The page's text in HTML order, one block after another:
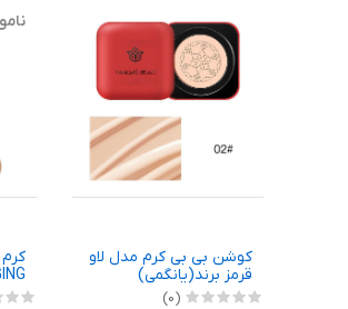
کوشن بی بی کرم مدل لاو
قرمز برند(یانگمی)
(0)